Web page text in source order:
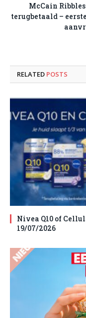
McCain Ribbles
terugbetaald –
RELATED POSTS
Nivea Q10 of
19/07/2026